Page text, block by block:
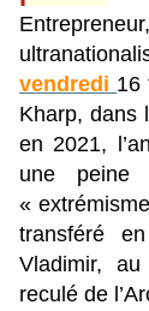
vendredi 16
Kharp, dans
en 2021,
une peine
«
transféré
Vladimir,
reculé de